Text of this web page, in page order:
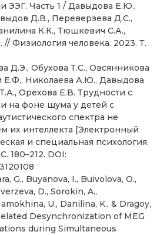
ЭЭГ. Часть 1 / Давыдова Е.Ю.,
Д.В., Переверзева Д.С.,
К.К., Тюшкевич С.А.,
// Физиология человека. 2023. Т.
Д.Э., Обухова Т.С., Овсянникова
Николаева А.Ю., Давыдова
Орехова Е.В. Трудности с
на фоне шума у детей с
спектра не
их интеллекта [Электронный
и специальная психология.
180–212. DOI:
G., Buyanova, I., Buivolova, O.,
D., Sorokin, A.,
U., Danilina, K., & Dragoy,
Desynchronization of MEG
during Simultaneous